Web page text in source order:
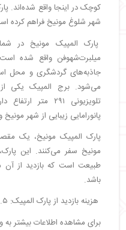
کوچک در اینجا واقع شده‌اند.
شهر شلوغ مونیخ فراهم کرده
پارک المپیک مونیخ در
میلبرت‌شهوفن واقع شده
جاذبه‌های گردشگری و محل
می‌شود. برج المپیک یکی
تلویزیونی ۲۹۱
پانورامایی زیبایی از شهر
پارک المپیک مونیخ، یک
مونیخ سفر می‌کنند. این
طبیعت است که بازدید از آن
باشد.
هزینه بازدید از پارک المپیک: ۳.۵ یورو
برای مشاهده اطلاعات بیشتر